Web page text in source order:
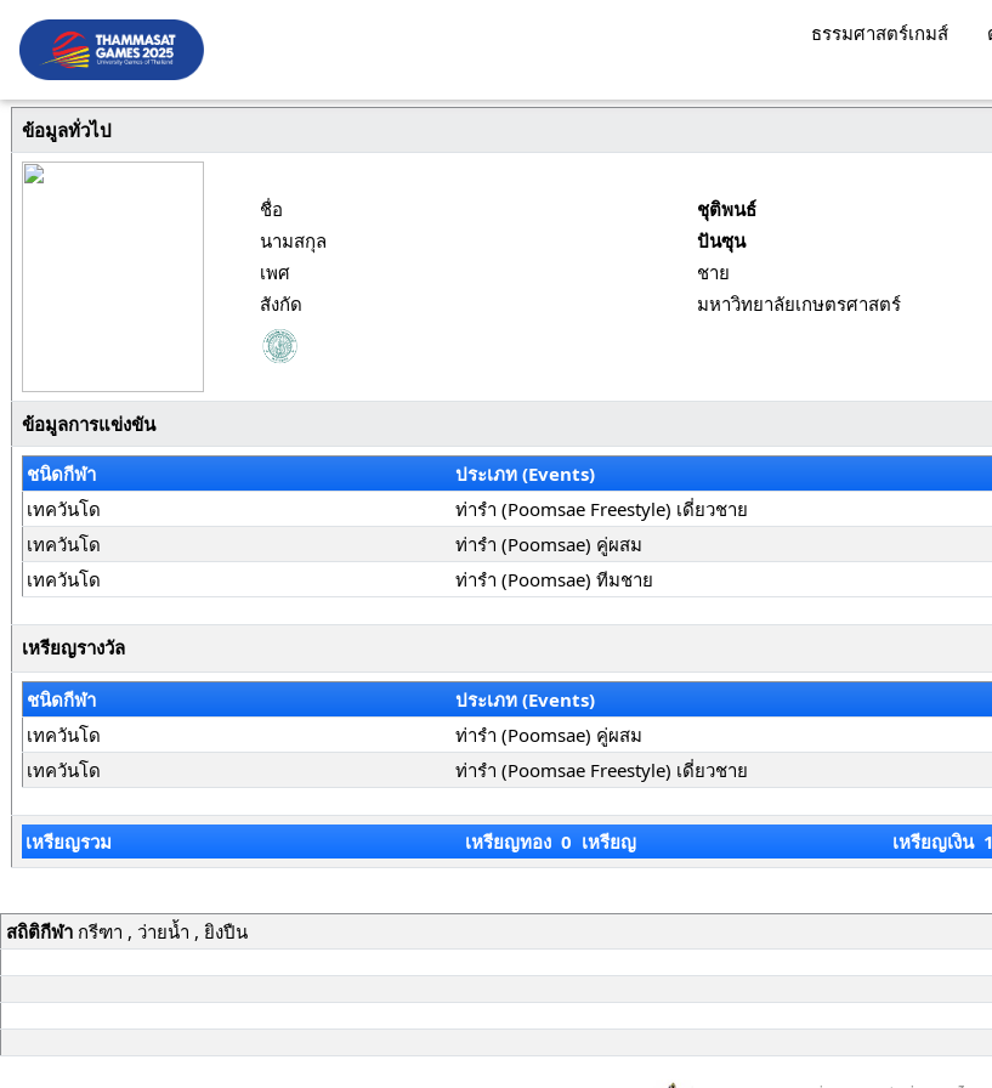
ธรรมศาสตร์เกมส์
ข้อมูลทั่วไป
ชื่อ
ชุติพนธ์
นามสกุล
ปันซุน
เพศ
ชาย
สังกัด
มหาวิทยาลัยเกษตรศาสตร์
ข้อมูลการแข่งขัน
ชนิดกีฬา
ประเภท (Events)
เทควันโด
ท่ารำ (Poomsae Freestyle) เดี่ยวชาย
เทควันโด
ท่ารำ (Poomsae) คู่ผสม
เทควันโด
ท่ารำ (Poomsae) ทีมชาย
เหรียญรางวัล
ชนิดกีฬา ประเภท (Events)
เทควันโด
ท่ารำ (Poomsae) คู่ผสม
เทควันโด
ท่ารำ (Poomsae Freestyle) เดี่ยวชาย
เหรียญรวม เหรียญทอง 0 เหรียญ เหรียญเงิน
สถิติกีฬากรีฑา , ว่ายน้ำ , ยิงปืน